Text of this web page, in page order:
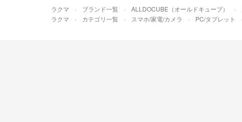
ラクマ ブランド一覧 ALLDOCUBE（オールドキューブ）
ラクマ カテゴリ一覧 スマホ/家電/カメラ PC/タブレット